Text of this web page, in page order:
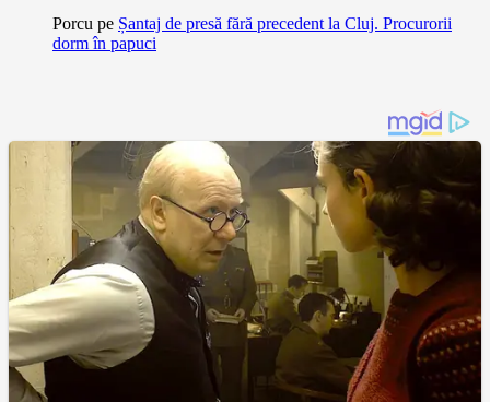
Porcu pe Șantaj de presă fără precedent la Cluj. Procurorii
dorm în papuci